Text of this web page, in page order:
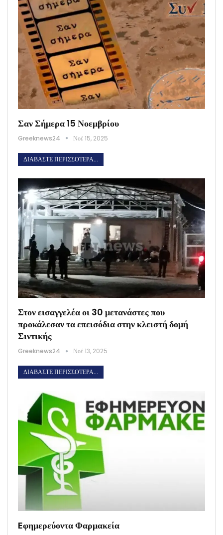
Σαν Σήμερα 15 Νοεμβρίου
Greeknews24 Νοέ 15, 2025
ΔΙΑΒΆΣΤΕ ΠΕΡΙΣΣΌΤΕΡΑ...
Στον εισαγγελέα οι 30 μετανάστες που
προκάλεσαν τα επεισόδια στην κλειστή δομή
Σιντικής
Greeknews24 Νοέ 13, 2025
ΔΙΑΒΆΣΤΕ ΠΕΡΙΣΣΌΤΕΡΑ...
Eφημερεύοντα Φαρμακεία